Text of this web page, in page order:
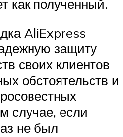
как полученный.
AliExpress
защиту
своих клиентов
обстоятельств и
случае, если
не был